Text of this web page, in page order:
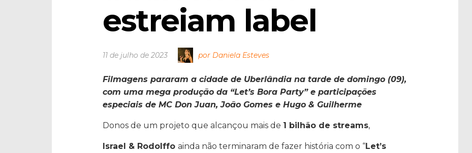
estreiam label
11 de julho de 2023 por Daniela Esteves
Filmagens pararam a cidade de Uberlândia na tarde de domingo (09),
com uma mega produção da “Let’s Bora Party” e participações
especiais de MC Don Juan, João Gomes e Hugo & Guilherme
Donos de um projeto que alcançou mais de 1 bilhão de streams,
Israel & Rodolffo ainda não terminaram de fazer história com o “Let’s